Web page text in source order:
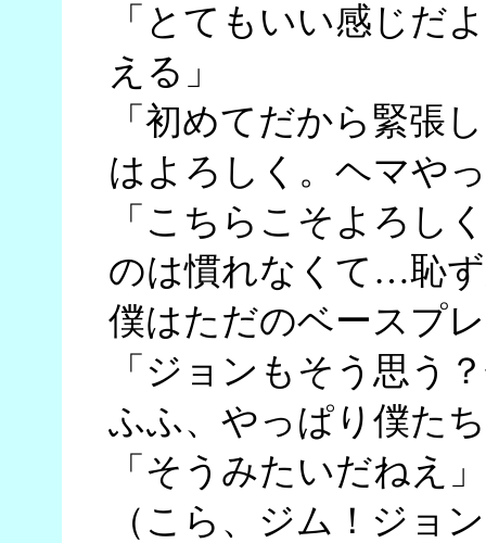
「とてもいい感じだ
える」
「初めてだから緊張
はよろしく。ヘマや
「こちらこそよろし
のは慣れなくて…恥
僕はただのベースプ
「ジョンもそう思う
ふふ、やっぱり僕た
「そうみたいだねえ」
（こら、ジム！ジョ